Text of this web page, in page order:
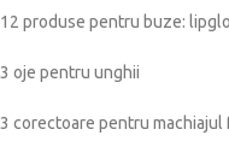
12 produse pentru buze:
3 oje pentru unghii
3 corectoare pentru machiajul